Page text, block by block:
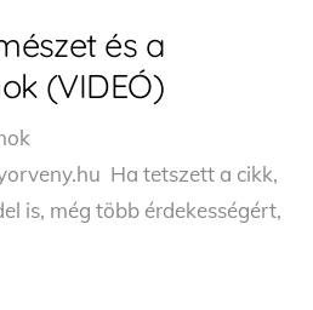
és a
(VIDEÓ)
Ha tetszett a cikk,
is, még több érdekességért,